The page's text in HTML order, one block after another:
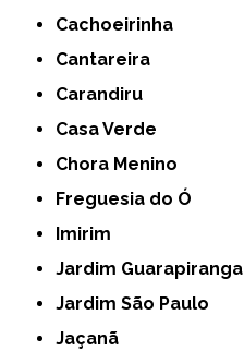
Cachoeirinha
Cantareira
Carandiru
Casa Verde
Chora Menino
Freguesia do Ó
Imirim
Jardim Guarapiranga
Jardim São Paulo
Jaçanã